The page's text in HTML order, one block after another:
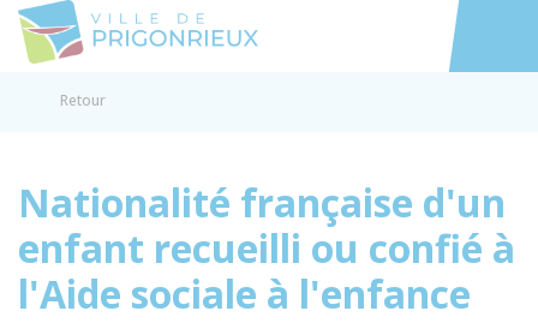
Accéder
Retour
Nationalité française d'un
enfant recueilli ou confié à
l'Aide sociale à l'enfance